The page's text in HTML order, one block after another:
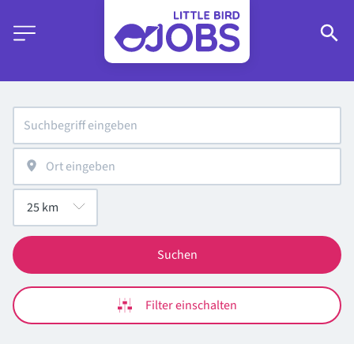
Suchen
Filter einschalten